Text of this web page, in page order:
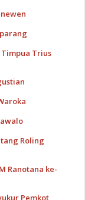
Trius
Roling
Ranotana ke-
Pemkot